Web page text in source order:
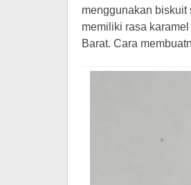
menggunakan biskuit
memiliki rasa
Barat. Cara